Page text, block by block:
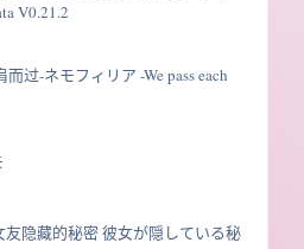
V0.21.2
过-ネモフィリア -We pass each
友隐藏的秘密 彼女が隠している秘